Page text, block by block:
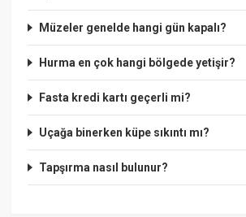
Müzeler genelde hangi gün kapalı?
Hurma en çok hangi bölgede yetişir?
Fasta kredi kartı geçerli mi?
Uçağa binerken küpe sıkıntı mı?
Tapşırma nasıl bulunur?